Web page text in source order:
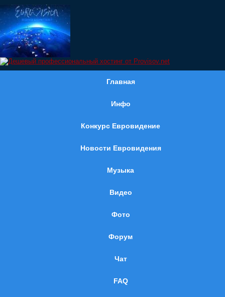
Главная
Инфо
Конкурс Евровидение
Новости Евровидения
Музыка
Видео
Фото
Форум
Чат
FAQ